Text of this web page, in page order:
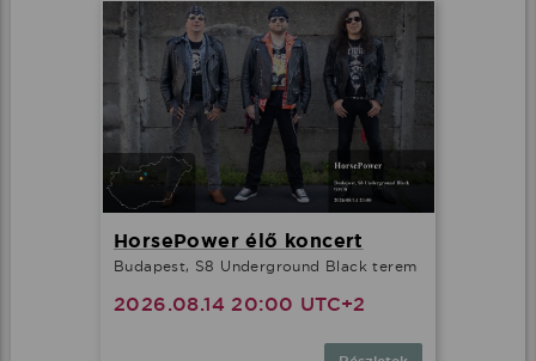
HorsePower élő koncert
Budapest, S8 Underground Black terem
2026.08.14 20:00 UTC+2